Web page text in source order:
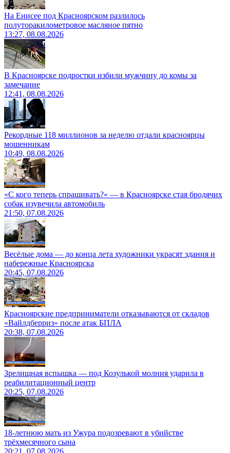
На Енисее под Красноярском разлилось
полуторакилометровое масляное пятно
13:27, 08.08.2026
В Красноярске подростки избили мужчину до комы за
замечание
12:41, 08.08.2026
Рекордные 118 миллионов за неделю отдали красноярцы
мошенникам
10:49, 08.08.2026
«С кого теперь спрашивать?» — в Красноярске стая бродячих
собак изувечила автомобиль
21:50, 07.08.2026
Весёлые дома — до конца лета художники украсят здания и
набережные Красноярска
20:45, 07.08.2026
Красноярские предприниматели отказываются от складов
«Вайлдберриз» после атак БПЛА
20:38, 07.08.2026
Зрелищная вспышка — под Козулькой молния ударила в
реабилитационный центр
20:25, 07.08.2026
18-летнюю мать из Ужура подозревают в убийстве
трёхмесячного сына